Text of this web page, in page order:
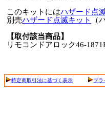
このキットにはハザード点
別売ハザード点滅キット
（
【取付該当商品】
リモコンドアロック46-
特定商取引法に基づく表示 プラ